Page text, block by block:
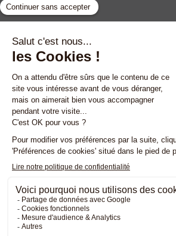
GYP SEA HOTEL
SAINT BARTH - FRENCH WEST INDIES
LA
Megève•Ménerbes•Saint-Tropez
CGV